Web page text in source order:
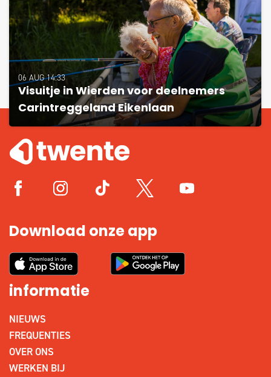
06 AUG 14:33
Visuitje in Wierden voor deelnemers
Carintreggeland Eikenlaan
Download onze app
informatie
NIEUWS
FREQUENTIES
OVER ONS
WERKEN BIJ